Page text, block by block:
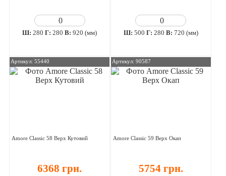
Ш:280 Г:280 В:920 (мм) Ш: 500 Г: 280 В: 720 (мм)
Артикул: 55440
Amore Classic 58 Верх Кутовий
6368 грн.
Артикул: 90587
Amore Classic 59 Верх Окап
5754 грн.